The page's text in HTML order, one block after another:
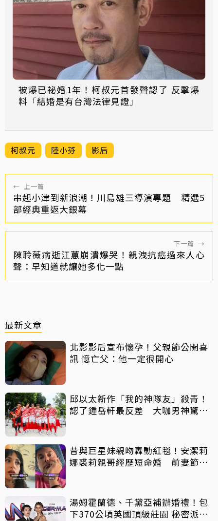
被爆已祕婚1年！柯叔元首發聲認了 反擊爆
料「結婚是有台灣法律見證」
柯叔元 陸小芬 影后
← 上一篇
串起小津到新浪潮！川島雄三導演專題 精選5
部經典重返大銀幕
下一篇 →
陳聆薇病逝江蕙崩潰爆哭！親洩抗癌過來人心
聲：早知道就讓她多化一點
最新文章
北影影后宣布懷孕！父親節公開喜
訊 憶亡父：他一定很開心
邱以太新作「我的神隊友」殺青！
認了鍾岳軒最反差 大咖男神驚喜
昔與巨星妹親吻轟動紅毯！安潔莉
娜裘莉親哥經歷短命婚 前妻節目
湯姆霍蘭德、千黛亞補辦婚禮！包
下370公頃英國頂級莊園 秘密派對